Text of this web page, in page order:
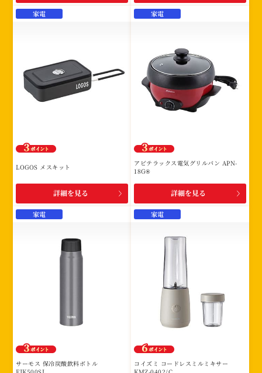
家電
LOGOS メスキット
詳細を見る
家電
アビテラックス電気グリルパン APN-
18G®
詳細を見る
家電
サーモス 保冷炭酸飲料ボトル
家電
コイズミ コードレスミルミキサー